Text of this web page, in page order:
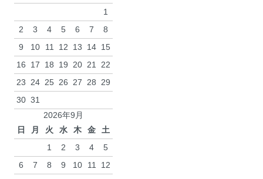
1
2
3 4 5 6 7
8
9
10 11 12 13 14 15
16
17 18 19 20 21 22
23 24 25 26 27 28 29
30 31
2026年9月
日
月 火 水 木 金
土
1
2 3 4
5
6
7 8 9 10 11
12